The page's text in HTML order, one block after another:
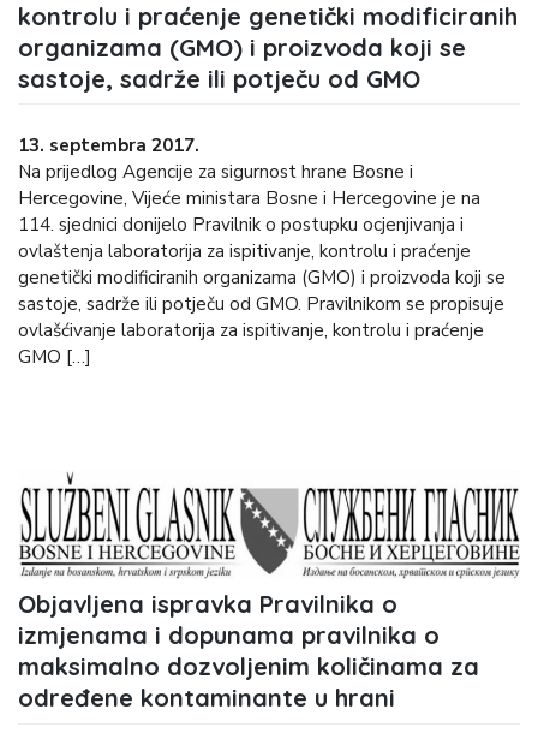
kontrolu i praćenje genetički modificiranih
organizama (GMO) i proizvoda koji se
sastoje, sadrže ili potječu od GMO
13. septembra 2017.
Na prijedlog Agencije za sigurnost hrane Bosne i
Hercegovine, Vijeće ministara Bosne i Hercegovine je na
114. sjednici donijelo Pravilnik o postupku ocjenjivanja i
ovlaštenja laboratorija za ispitivanje, kontrolu i praćenje
genetički modificiranih organizama (GMO) i proizvoda koji se
sastoje, sadrže ili potječu od GMO. Pravilnikom se propisuje
ovlašćivanje laboratorija za ispitivanje, kontrolu i praćenje
GMO […]
Objavljena ispravka Pravilnika o
izmjenama i dopunama pravilnika o
maksimalno dozvoljenim količinama za
određene kontaminante u hrani